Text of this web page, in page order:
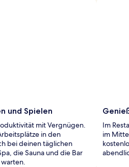
und Spielen
mit Vergnügen.
in den
bei deinen täglichen
die Sauna und die Bar
Im
im